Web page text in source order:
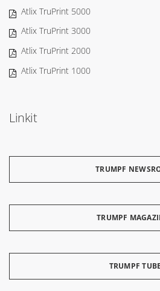
Atlix TruPrint 5000
Atlix TruPrint 3000
Atlix TruPrint 2000
Atlix TruPrint 1000
Linkit
TRUMPF
TRUMPF
TRUMPF TUBE